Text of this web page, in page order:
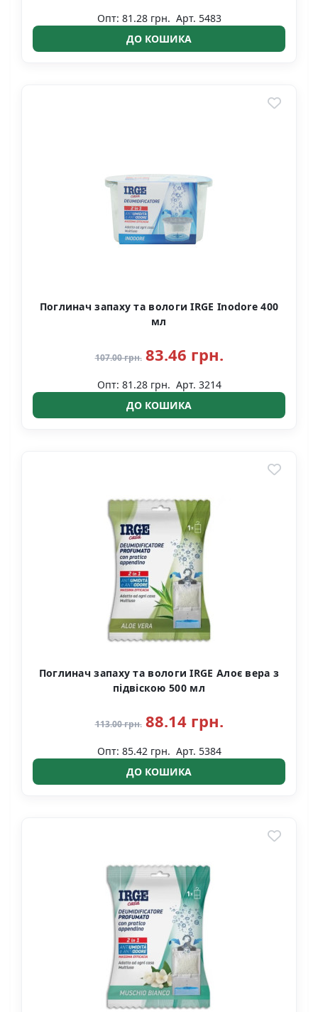
Опт: 81.28 грн. Арт. 5483
ДО КОШИКА
Поглинач запаху та вологи IRGE Inodore 400
мл
107.00 грн. 83.46 грн.
Опт: 81.28 грн. Арт. 3214
ДО КОШИКА
Поглинач запаху та вологи IRGE Алоє вера з
підвіскою 500 мл
113.00 грн. 88.14 грн.
Опт: 85.42 грн. Арт. 5384
ДО КОШИКА